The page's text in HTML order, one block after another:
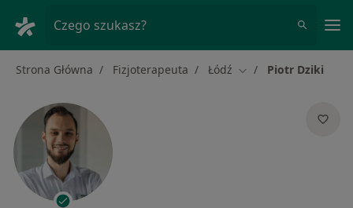
Czego szukasz?
Strona Główna Fizjoterapeuta Łódź Zmień miasto
Piotr Dziki